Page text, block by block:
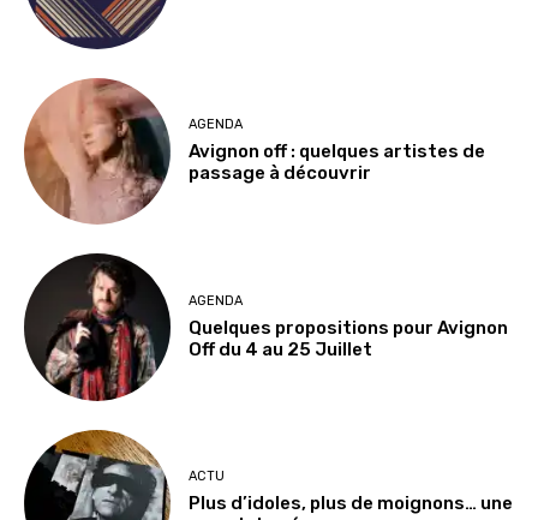
AGENDA
Avignon off : quelques artistes de
passage à découvrir
AGENDA
Quelques propositions pour Avignon
Off du 4 au 25 Juillet
ACTU
Plus d’idoles, plus de moignons… une